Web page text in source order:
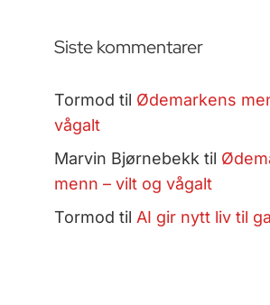
Siste kommentarer
Tormod til Ødemarkens
vågalt
Marvin Bjørnebekk til
menn – vilt og vågalt
Tormod til AI gir nytt liv til